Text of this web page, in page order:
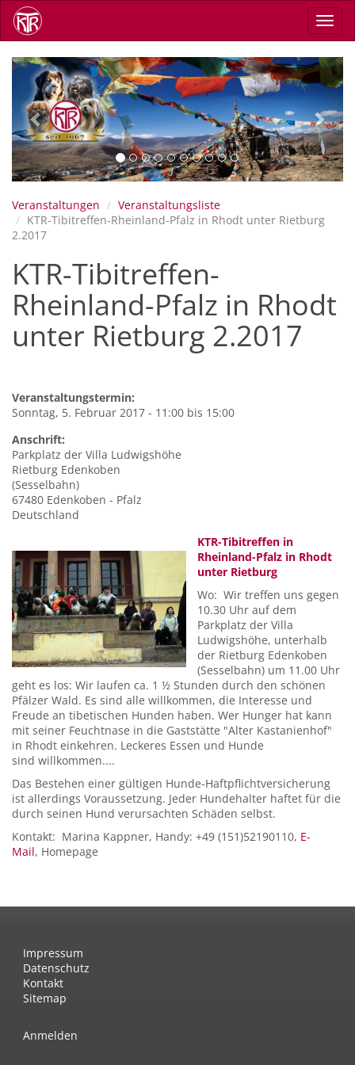
Direkt
zum
Inhalt
Previous Next
Veranstaltungen
Veranstaltungsliste
KTR-Tibitreffen-Rheinland-Pfalz in Rhodt unter Rietburg
2.2017
KTR-Tibitreffen-
Rheinland-Pfalz in Rhodt
unter Rietburg 2.2017
Veranstaltungstermin:
Sonntag, 5. Februar 2017 - 11:00 bis 15:00
Anschrift:
Parkplatz der Villa Ludwigshöhe
Rietburg Edenkoben
(Sesselbahn)
67480 Edenkoben - Pfalz
Deutschland
KTR-Tibitreffen in
Rheinland-Pfalz in Rhodt
unter Rietburg
Wo: Wir treffen uns gegen
10.30 Uhr auf dem
Parkplatz der Villa
Ludwigshöhe, unterhalb
der Rietburg Edenkoben
(Sesselbahn) um 11.00 Uhr
geht es los: Wir laufen ca. 1 ½ Stunden durch den schönen
Pfälzer Wald. Es sind alle willkommen, die Interesse und
Freude an tibetischen Hunden haben. Wer Hunger hat kann
mit seiner Feuchtnase in die Gaststätte "Alter Kastanienhof"
in Rhodt einkehren. Leckeres Essen und Hunde
sind willkommen....
Das Bestehen einer gültigen Hunde-Haftpflichtversicherung
ist allerdings Voraussetzung. Jeder Hundehalter haftet für die
durch seinen Hund verursachten Schäden selbst.
Kontakt: Marina Kappner, Handy: +49 (151)52190110, E-
Mail, Homepage
Impressum
Datenschutz
Kontakt
Sitemap
Anmelden